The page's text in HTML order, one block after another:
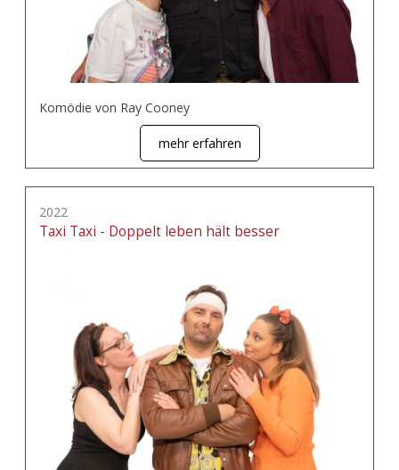
Komödie von Ray Cooney
mehr erfahren
2022
Taxi Taxi - Doppelt leben hält besser